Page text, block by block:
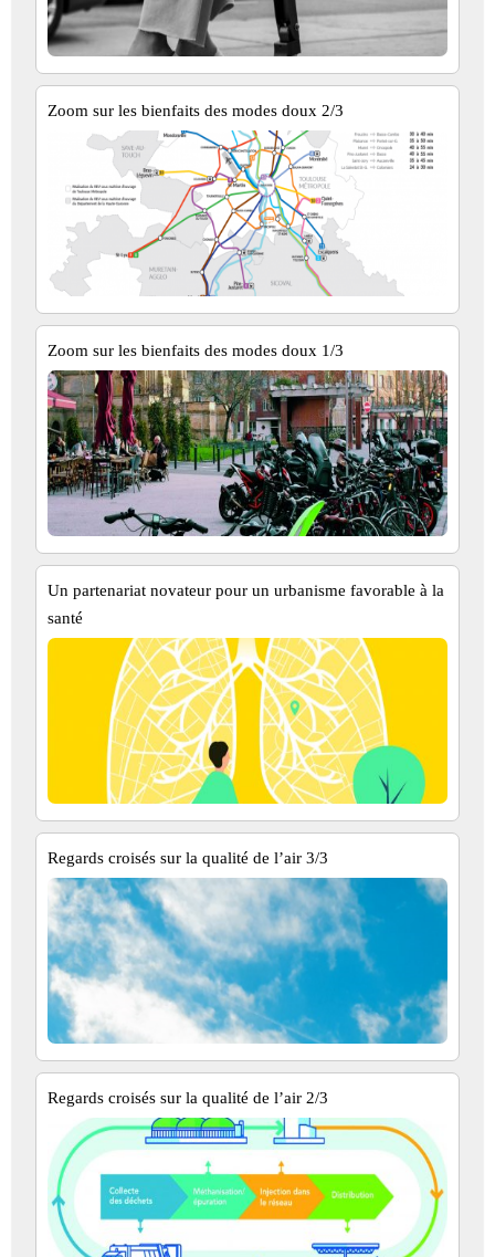
Zoom sur les bienfaits des modes doux 2/3
Zoom sur les bienfaits des modes doux 1/3
Un partenariat novateur pour un urbanisme favorable à la
santé
Regards croisés sur la qualité de l’air 3/3
Regards croisés sur la qualité de l’air 2/3